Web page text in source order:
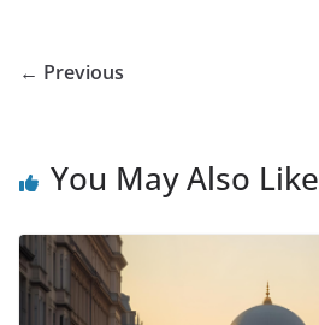
← Previous
You May Also Like